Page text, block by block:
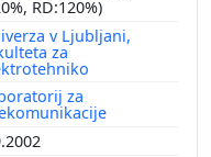
RD:120%)
v Ljubljani,
za
za